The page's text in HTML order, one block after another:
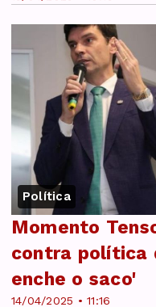
Política
14/04/2025 • 11:16
Momento
contra política
enche o saco'